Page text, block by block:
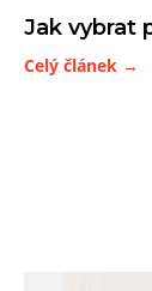
Jak vybrat
Celý článek →